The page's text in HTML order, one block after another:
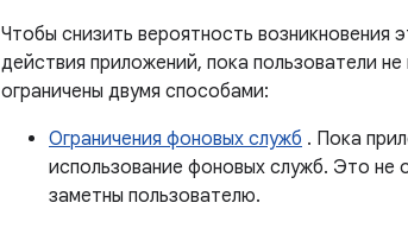
Чтобы снизить вероятность возникновения
действия приложений, пока пользователи
ограничены двумя способами:
Ограничения фоновых служб . Пока
использование фоновых служб. Это не
заметны пользователю.